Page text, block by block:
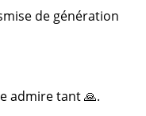
de génération
admire tant 🙏.